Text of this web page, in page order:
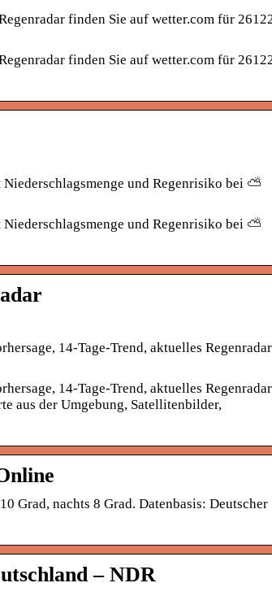
finden Sie auf wetter.com für
finden Sie auf wetter.com für
und Regenrisiko bei ⛅
und Regenrisiko bei ⛅
14-Tage-Trend, aktuelles Regenradar
14-Tage-Trend, aktuelles Regenradar
aus der Umgebung, Satellitenbilder,
Grad, nachts 8 Grad. Datenbasis: Deutscher
– NDR